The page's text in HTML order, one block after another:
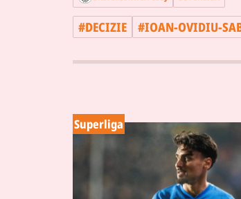
#DECIZIE #IOAN-OVIDIU-
Superliga